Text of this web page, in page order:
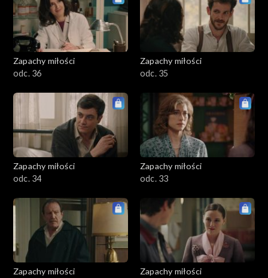
Zapachy miłości
odc. 36
Zapachy miłości
odc. 35
Zapachy miłości
odc. 34
Zapachy miłości
odc. 33
Zapachy miłości Zapachy miłości